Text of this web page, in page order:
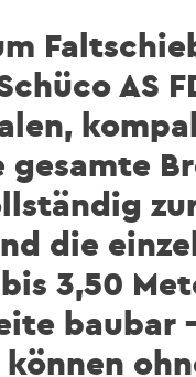
AS
gesamte
die
3,50
baubar